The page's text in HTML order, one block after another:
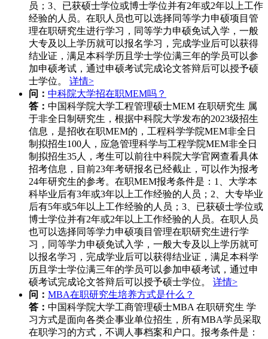
员；3、已获硕士学位或博士学位并有2年或2年以上工作
经验的人员。在职人员也可以选择同等学力申硕项目管
理在职研究生进行学习，同等学力申硕免试入学，一般
大专及以上学历就可以报名学习，完成学业后可以获得
结业证，满足本科学历且学士学位满三年的学员可以参
加申硕考试，通过申硕考试完成论文答辩后可以授予硕
士学位。 详情>
问： 中科院大学招在职MEM吗？
答： 中国科学院大学工程管理硕士MEM 在职研究生 属
于非全日制研究生，根据中科院大学发布的2023级招生
信息，是招收在职MEM的，工程科学学院MEM非全日
制拟招生100人，应急管理科学与工程学院MEM非全日
制拟招生35人，考生可以前往中科院大学官网查看具体
招考信息，目前23年考研报名已经截止，可以作为报考
24年研究生的参考。在职MEM报考条件是：1、大学本
科毕业后有3年或3年以上工作经验的人员；2、大专毕业
后有5年或5年以上工作经验的人员；3、已获硕士学位或
博士学位并有2年或2年以上工作经验的人员。在职人员
也可以选择同等学力申硕项目管理在职研究生进行学
习，同等学力申硕免试入学，一般大专及以上学历就可
以报名学习，完成学业后可以获得结业证，满足本科学
历且学士学位满三年的学员可以参加申硕考试，通过申
硕考试完成论文答辩后可以授予硕士学位。 详情>
问： MBA在职研究生培养方式是什么？
答： 中国科学院大学工商管理硕士MBA 在职研究生 学
习方式是面向各类企事业单位招生，所有MBA学员采取
在职学习的方式，不调人事档案和户口。报考条件是：